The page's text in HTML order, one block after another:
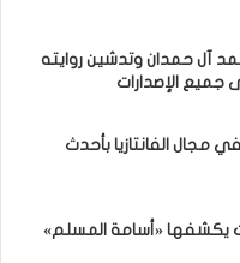
آل حمدان وتدشين روايته
مجال الفانتازيا بأحدث
يكشفها «أسامة المسلم»